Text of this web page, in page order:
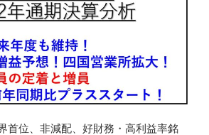
首位、非減配、好財務・高利益率銘